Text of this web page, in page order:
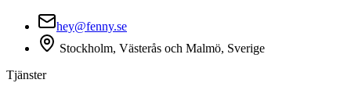
hey@fenny.se
Stockholm, Västerås och Malmö, Sverige
Tjänster